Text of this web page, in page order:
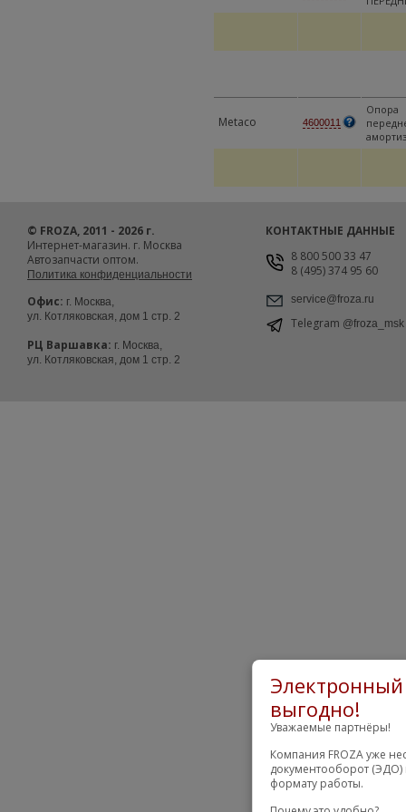
Metaco 4600011
Опора
выгодно!
Уважаемые партнёры!
Компания FROZA уже
документооборот (ЭДО)
формату работы.
© FROZA, 2011 - 2026 г.
Интернет-магазин. г. Москва
Автозапчасти оптом.
Политика конфиденциальности
Офис: г. Москва,
ул. Котляковская, дом 1 стр. 2
РЦ Варшавка: г. Москва,
ул. Котляковская, дом 1 стр. 2
КОНТАКТНЫЕ ДАННЫЕ
8 800 500 33 47
8 (495) 374 95 60
service@froza.ru
Telegram @froza_msk